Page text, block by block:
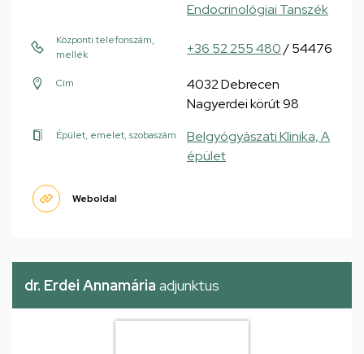
Endocrinológiai Tanszék
Központi telefonszám,
mellék
+36 52 255 480/ 54476
Cím
4032 Debrecen
Nagyerdei körút 98
Épület, emelet, szobaszám
Belgyógyászati Klinika, A
épület
Weboldal
dr. Erdei Annamária adjunktus